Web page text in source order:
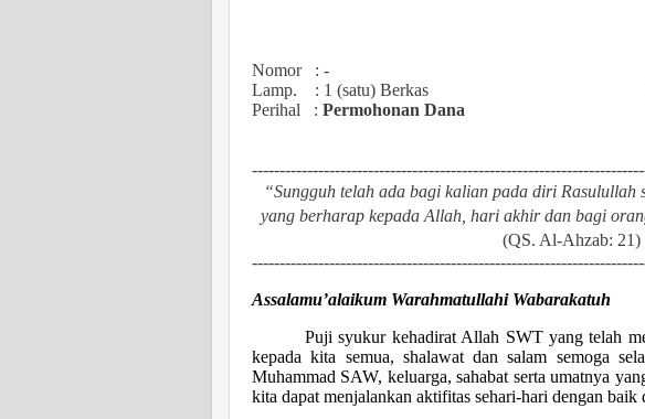
Nomor
: -
Lamp.
: 1 (satu) Berkas
Perihal
: Permohonan Dana
“Sungguh telah ada bagi kalian pada diri
yang berharap kepada Allah, hari akhir dan bagi
(QS. Al-Ahzab: 21)
Assalamu’alaikum Warahmatullahi Wabarakatuh
Puji syukur kehadirat Allah SWT yang telah
kepada kita semua, shalawat dan salam semoga
Muhammad SAW, keluarga, sahabat serta umatnya
kita dapat menjalankan aktifitas sehari-hari dengan baik